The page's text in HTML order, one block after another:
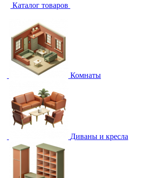
Каталог товаров
Комнаты
Диваны и кресла